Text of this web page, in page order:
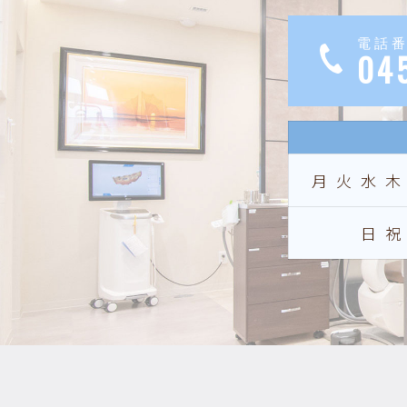
電話
月火水
日